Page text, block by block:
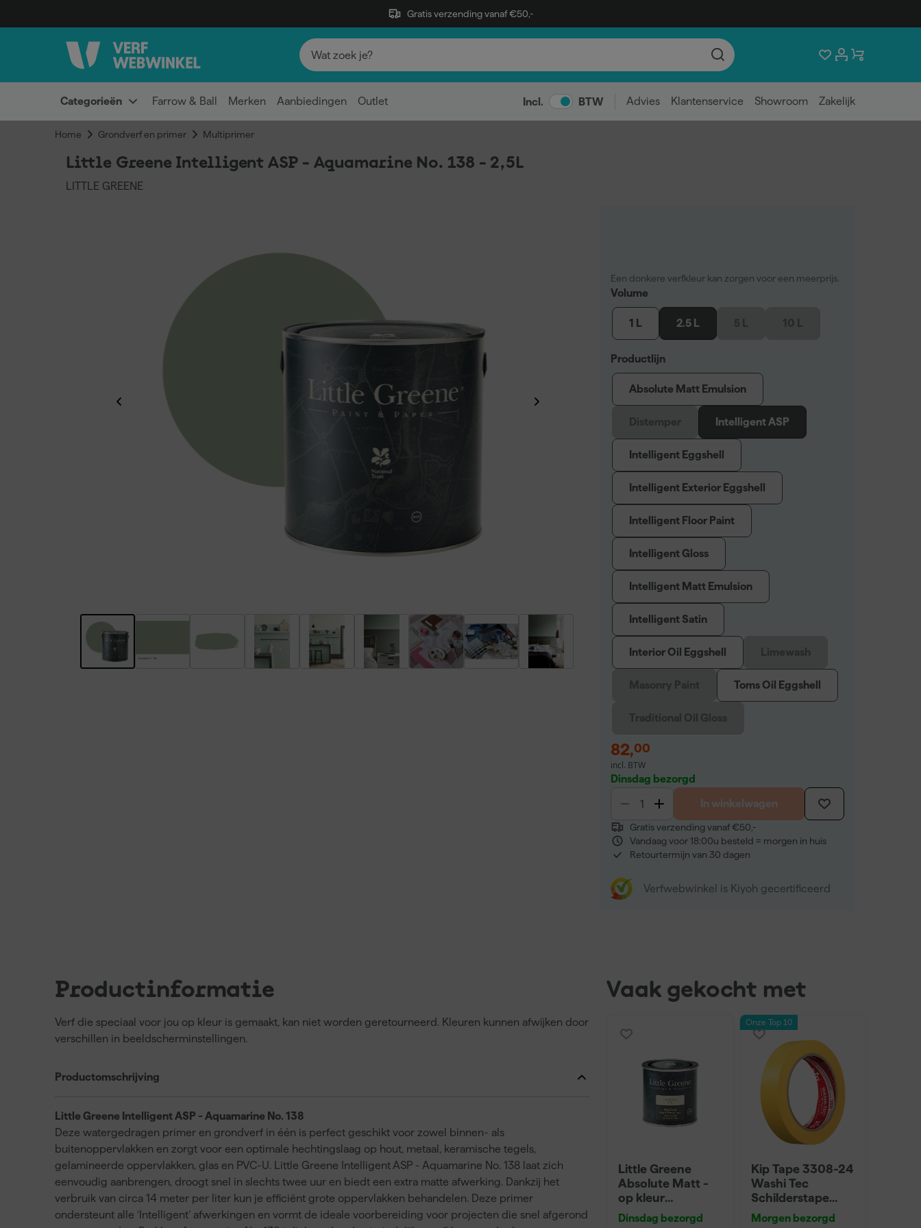
Gratis verzending vanaf €50,-
Categorieën Farrow & Ball Merken Aanbiedingen Outlet Incl. BTW Advies Klantenservice Showroom Zakelijk
Home Grondverf en primer Multiprimer
Little Greene Intelligent ASP - Aquamarine No. 138 - 2,5L
LITTLE GREENE
Een donkere verfkleur kan zorgen voor een meerprijs.
Volume
1 L 2.5 L
Productlijn
Absolute Matt Emulsion
Intelligent ASP
Intelligent Eggshell
Intelligent Exterior Eggshell
Intelligent Floor Paint
Intelligent Gloss
Intelligent Matt Emulsion
Intelligent Satin
Interior Oil Eggshell
Toms Oil Eggshell
82,00
incl. BTW
Dinsdag bezorgd
In winkelwagen
Gratis verzending vanaf €50,-
Vandaag voor 18:00u besteld = morgen in huis
Retourtermijn van 30 dagen
Verfwebwinkel is Kiyoh gecertificeerd
Productinformatie
Verf die speciaal voor jou op kleur is gemaakt, kan niet worden geretourneerd. Kleuren kunnen afwijken door
verschillen in beeldscherminstellingen.
Productomschrijving
Little Greene Intelligent ASP - Aquamarine No. 138
Deze watergedragen primer en grondverf in één is perfect geschikt voor zowel binnen- als
buitenoppervlakken en zorgt voor een optimale hechtingslaag op hout, metaal, keramische tegels,
gelamineerde oppervlakken, glas en PVC-U. Little Greene Intelligent ASP - Aquamarine No. 138 laat zich
eenvoudig aanbrengen, droogt snel in slechts twee uur en biedt een extra matte afwerking. Dankzij het
verbruik van circa 14 meter per liter kun je efficiënt grote oppervlakken behandelen. Deze primer
ondersteunt alle ‘Intelligent’ afwerkingen en vormt de ideale voorbereiding voor projecten die snel afgerond
Vaak gekocht met
Little Greene
Absolute Matt -
op kleur
gemengd - 250ml
Dinsdag bezorgd
Onze Top 10
Kip Tape 3308-24
Washi Tec
Schilderstape
Gold - 24mm x
Morgen bezorgd